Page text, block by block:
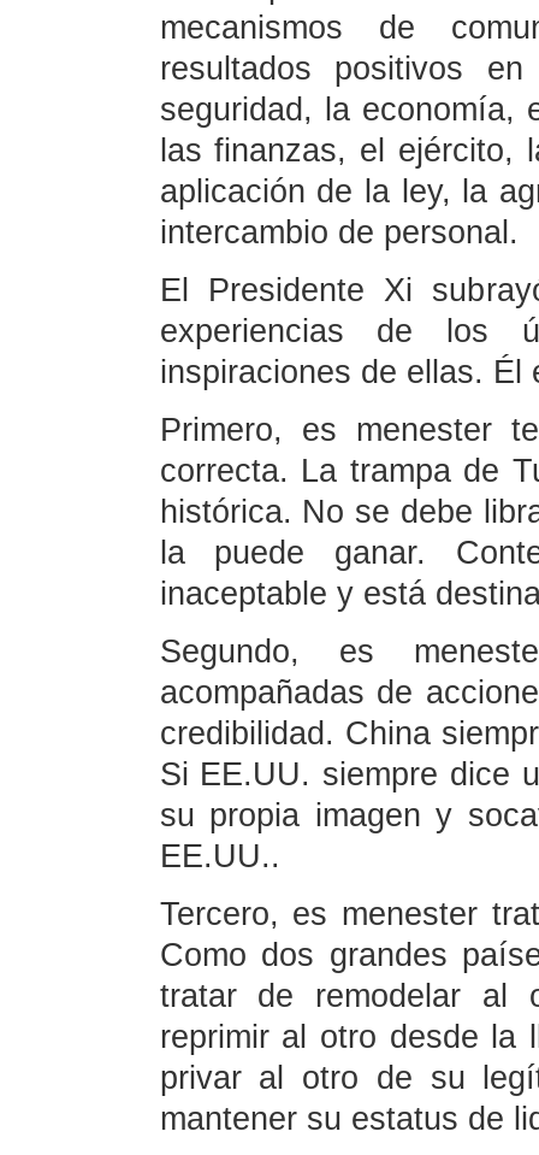
mecanismos de
resultados positivos
seguridad, la economía,
las finanzas, el ejército,
aplicación de la ley, la
intercambio de personal.
El Presidente Xi
experiencias de los
inspiraciones de ellas. Él
Primero, es menester
correcta. La trampa de
histórica. No se debe
la puede ganar.
inaceptable y está
Segundo, es
acompañadas de
credibilidad. China
Si EE.UU. siempre dice
su propia imagen y
EE.UU..
Tercero, es menester
Como dos grandes
tratar de remodelar al
reprimir al otro desde la
privar al otro de su
mantener su estatus de